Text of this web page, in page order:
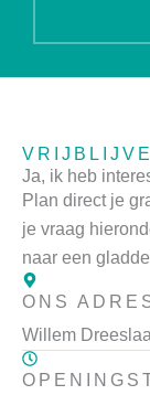
Ja, ik heb
Plan direct je
je vraag
naar een
ONS
Willem